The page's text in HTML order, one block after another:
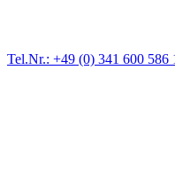
Tel.Nr.: +49 (0) 341 600 586